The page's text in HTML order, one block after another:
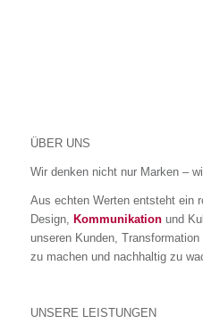
ÜBER UNS
Wir denken nicht nur Marken –
Aus echten Werten entsteht ein
Design, Kommunikationund
unseren Kunden,
zu machen und nachhaltig zu
UNSERE LEISTUNGEN